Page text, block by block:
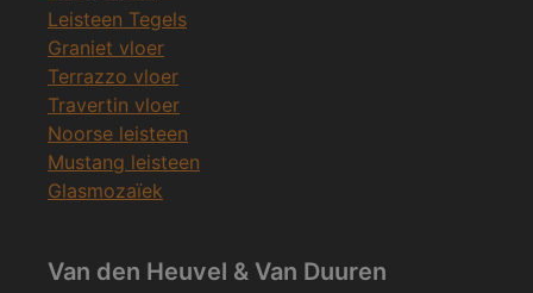
Leisteen Tegels
Graniet vloer
Terrazzo vloer
Travertin vloer
Noorse leisteen
Mustang leisteen
Glasmozaïek
Van den Heuvel & Van Duuren